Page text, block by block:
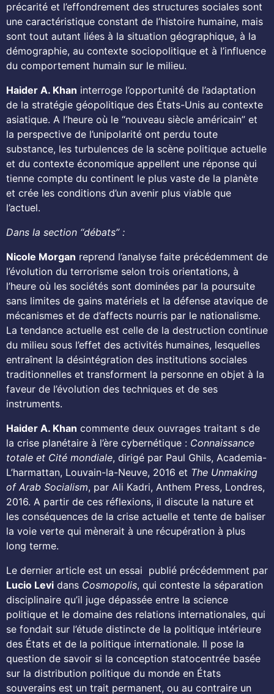
précarité et l’effondrement des structures sociales sont
une caractéristique constant de l’histoire humaine, mais
sont tout autant liées à la situation géographique, à la
démographie, au contexte sociopolitique et à l’influence
du comportement humain sur le milieu.
Haider A. Khan interroge l’opportunité de l’adaptation
de la stratégie géopolitique des États-Unis au contexte
asiatique. A l’heure où le “nouveau siècle américain” et
la perspective de l’unipolarité ont perdu toute
substance, les turbulences de la scène politique actuelle
et du contexte économique appellent une réponse qui
tienne compte du continent le plus vaste de la planète
et crée les conditions d’un avenir plus viable que
l’actuel.
Dans la section “débats” :
Nicole Morgan reprend l’analyse faite précédemment de
l’évolution du terrorisme selon trois orientations, à
l’heure où les sociétés sont dominées par la poursuite
sans limites de gains matériels et la défense atavique de
mécanismes et de d’affects nourris par le nationalisme.
La tendance actuelle est celle de la destruction continue
du milieu sous l’effet des activités humaines, lesquelles
entraînent la désintégration des institutions sociales
traditionnelles et transforment la personne en objet à la
faveur de l’évolution des techniques et de ses
instruments.
Haider A. Khan commente deux ouvrages traitant s de
la crise planétaire à l’ère cybernétique : Connaissance
totale et Cité mondiale, dirigé par Paul Ghils, Academia-
L’harmattan, Louvain-la-Neuve, 2016 et The Unmaking
of Arab Socialism, par Ali Kadri, Anthem Press, Londres,
2016. A partir de ces réflexions, il discute la nature et
les conséquences de la crise actuelle et tente de baliser
la voie verte qui mènerait à une récupération à plus
long terme.
Le dernier article est un essai publié précédemment par
Lucio Levi dans Cosmopolis, qui conteste la séparation
disciplinaire qu’il juge dépassée entre la science
politique et le domaine des relations internationales, qui
se fondait sur l’étude distincte de la politique intérieure
des États et de la politique internationale. Il pose la
question de savoir si la conception statocentrée basée
sur la distribution politique du monde en États
souverains est un trait permanent, ou au contraire un